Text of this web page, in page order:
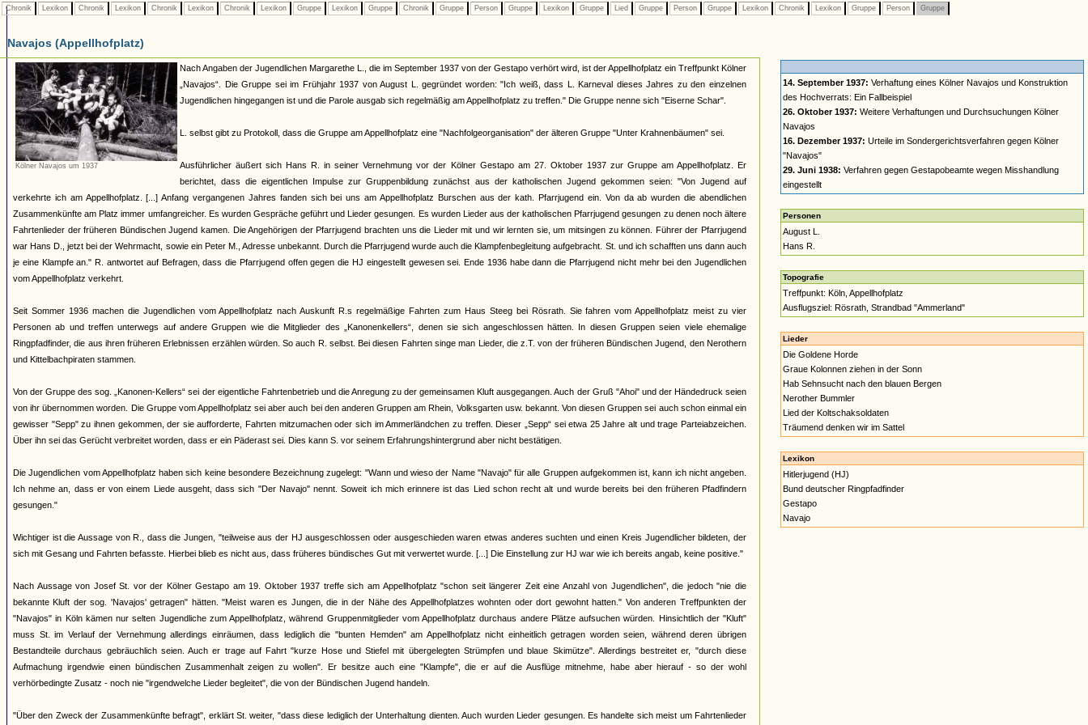
Chronik Lexikon Chronik Lexikon Chronik Lexikon Chronik Lexikon Gruppe Lexikon Gruppe Chronik Gruppe Person Gruppe Lexikon Gruppe Lied Gruppe Person Gruppe Lexikon Chronik Lexikon Gruppe Person Gruppe
Navajos (Appellhofplatz)
Kölner Navajos um 1937
Nach Angaben der Jugendlichen Margarethe L., die im September 1937 von der Gestapo verhört wird, ist der Appellhofplatz ein Treffpunkt Kölner
„Navajos“. Die Gruppe sei im Frühjahr 1937 von August L. gegründet worden: "Ich weiß, dass L. Karneval dieses Jahres zu den einzelnen
Jugendlichen hingegangen ist und die Parole ausgab sich regelmäßig am Appellhofplatz zu treffen." Die Gruppe nenne sich "Eiserne Schar".
L. selbst gibt zu Protokoll, dass die Gruppe am Appellhofplatz eine "Nachfolgeorganisation" der älteren Gruppe "Unter Krahnenbäumen" sei.
Ausführlicher äußert sich Hans R. in seiner Vernehmung vor der Kölner Gestapo am 27. Oktober 1937 zur Gruppe am Appellhofplatz. Er
berichtet, dass die eigentlichen Impulse zur Gruppenbildung zunächst aus der katholischen Jugend gekommen seien: "Von Jugend auf
verkehrte ich am Appellhofplatz. [...] Anfang vergangenen Jahres fanden sich bei uns am Appellhofplatz Burschen aus der kath. Pfarrjugend ein. Von da ab wurden die abendlichen
Zusammenkünfte am Platz immer umfangreicher. Es wurden Gespräche geführt und Lieder gesungen. Es wurden Lieder aus der katholischen Pfarrjugend gesungen zu denen noch ältere
Fahrtenlieder der früheren Bündischen Jugend kamen. Die Angehörigen der Pfarrjugend brachten uns die Lieder mit und wir lernten sie, um mitsingen zu können. Führer der Pfarrjugend
war Hans D., jetzt bei der Wehrmacht, sowie ein Peter M., Adresse unbekannt. Durch die Pfarrjugend wurde auch die Klampfenbegleitung aufgebracht. St. und ich schafften uns dann auch
je eine Klampfe an." R. antwortet auf Befragen, dass die Pfarrjugend offen gegen die HJ eingestellt gewesen sei. Ende 1936 habe dann die Pfarrjugend nicht mehr bei den Jugendlichen
vom Appellhofplatz verkehrt.
Seit Sommer 1936 machen die Jugendlichen vom Appellhofplatz nach Auskunft R.s regelmäßige Fahrten zum Haus Steeg bei Rösrath. Sie fahren vom Appellhofplatz meist zu vier
Personen ab und treffen unterwegs auf andere Gruppen wie die Mitglieder des „Kanonenkellers“, denen sie sich angeschlossen hätten. In diesen Gruppen seien viele ehemalige
Ringpfadfinder, die aus ihren früheren Erlebnissen erzählen würden. So auch R. selbst. Bei diesen Fahrten singe man Lieder, die z.T. von der früheren Bündischen Jugend, den Nerothern
und Kittelbachpiraten stammen.
Von der Gruppe des sog. „Kanonen-Kellers“ sei der eigentliche Fahrtenbetrieb und die Anregung zu der gemeinsamen Kluft ausgegangen. Auch der Gruß "Ahoi" und der Händedruck seien
von ihr übernommen worden. Die Gruppe vom Appellhofplatz sei aber auch bei den anderen Gruppen am Rhein, Volksgarten usw. bekannt. Von diesen Gruppen sei auch schon einmal ein
gewisser "Sepp" zu ihnen gekommen, der sie aufforderte, Fahrten mitzumachen oder sich im Ammerländchen zu treffen. Dieser „Sepp“ sei etwa 25 Jahre alt und trage Parteiabzeichen.
Über ihn sei das Gerücht verbreitet worden, dass er ein Päderast sei. Dies kann S. vor seinem Erfahrungshintergrund aber nicht bestätigen.
Die Jugendlichen vom Appellhofplatz haben sich keine besondere Bezeichnung zugelegt: "Wann und wieso der Name "Navajo" für alle Gruppen aufgekommen ist, kann ich nicht angeben.
Ich nehme an, dass er von einem Liede ausgeht, dass sich "Der Navajo" nennt. Soweit ich mich erinnere ist das Lied schon recht alt und wurde bereits bei den früheren Pfadfindern
gesungen."
Wichtiger ist die Aussage von R., dass die Jungen, "teilweise aus der HJ ausgeschlossen oder ausgeschieden waren etwas anderes suchten und einen Kreis Jugendlicher bildeten, der
sich mit Gesang und Fahrten befasste. Hierbei blieb es nicht aus, dass früheres bündisches Gut mit verwertet wurde. [...] Die Einstellung zur HJ war wie ich bereits angab, keine positive."
Nach Aussage von Josef St. vor der Kölner Gestapo am 19. Oktober 1937 treffe sich am Appellhofplatz "schon seit längerer Zeit eine Anzahl von Jugendlichen", die jedoch "nie die
bekannte Kluft der sog. 'Navajos' getragen" hätten. "Meist waren es Jungen, die in der Nähe des Appellhofplatzes wohnten oder dort gewohnt hatten." Von anderen Treffpunkten der
"Navajos" in Köln kämen nur selten Jugendliche zum Appellhofplatz, während Gruppenmitglieder vom Appellhofplatz durchaus andere Plätze aufsuchen würden. Hinsichtlich der "Kluft"
muss St. im Verlauf der Vernehmung allerdings einräumen, dass lediglich die "bunten Hemden" am Appellhofplatz nicht einheitlich getragen worden seien, während deren übrigen
Bestandteile durchaus gebräuchlich seien. Auch er trage auf Fahrt "kurze Hose und Stiefel mit übergelegten Strümpfen und blaue Skimütze". Allerdings bestreitet er, "durch diese
Aufmachung irgendwie einen bündischen Zusammenhalt zeigen zu wollen". Er besitze auch eine "Klampfe", die er auf die Ausflüge mitnehme, habe aber hierauf - so der wohl
verhörbedingte Zusatz - noch nie "irgendwelche Lieder begleitet", die von der Bündischen Jugend handeln.
"Über den Zweck der Zusammenkünfte befragt", erklärt St. weiter, "dass diese lediglich der Unterhaltung dienten. Auch wurden Lieder gesungen. Es handelte sich meist um Fahrtenlieder
14. September 1937: Verhaftung eines Kölner Navajos und Konstruktion
des Hochverrats: Ein Fallbeispiel
26. Oktober 1937: Weitere Verhaftungen und Durchsuchungen Kölner
Navajos
16. Dezember 1937: Urteile im Sondergerichtsverfahren gegen Kölner
"Navajos"
29. Juni 1938: Verfahren gegen Gestapobeamte wegen Misshandlung
eingestellt
Personen
August L.
Hans R.
Topografie
Treffpunkt: Köln, Appellhofplatz
Ausflugsziel: Rösrath, Strandbad "Ammerland"
Lieder
Die Goldene Horde
Graue Kolonnen ziehen in der Sonn
Hab Sehnsucht nach den blauen Bergen
Nerother Bummler
Lied der Koltschaksoldaten
Träumend denken wir im Sattel
Lexikon
Hitlerjugend (HJ)
Bund deutscher Ringpfadfinder
Gestapo
Navajo